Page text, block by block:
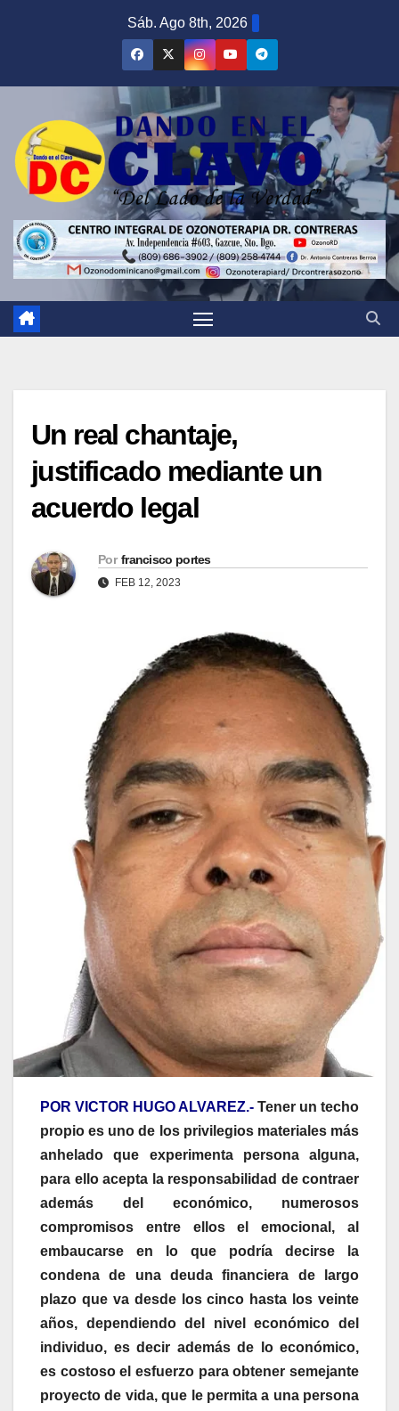
Sáb. Ago 8th, 2026
Un real chantaje,
justificado mediante un
acuerdo legal
Por francisco portes
FEB 12, 2023
POR VICTOR HUGO ALVAREZ.- Tener un techo
propio es uno de los privilegios materiales más
anhelado que experimenta persona alguna,
para ello acepta la responsabilidad de contraer
además del económico, numerosos
compromisos entre ellos el emocional, al
embaucarse en lo que podría decirse la
condena de una deuda financiera de largo
plazo que va desde los cinco hasta los veinte
años, dependiendo del nivel económico del
individuo, es decir además de lo económico,
es costoso el esfuerzo para obtener semejante
proyecto de vida, que le permita a una persona